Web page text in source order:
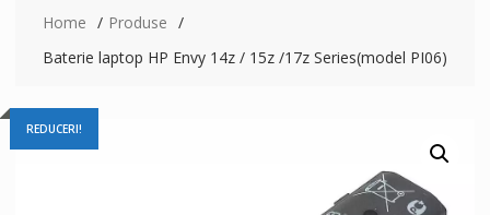
Home
Produse
Baterie laptop HP Envy 14z / 15z /17z Series(model PI06)
REDUCERI!